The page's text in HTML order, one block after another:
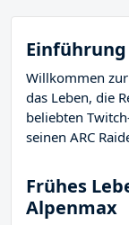
Einführung
Willkommen
das Leben, die
beliebten
seinen ARC
Frühes
Alpenmax